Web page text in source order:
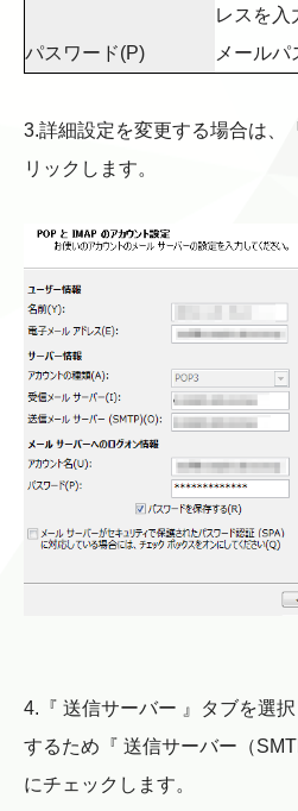
レスを入
パスワード(P)
メールパ
3.詳細設定を変更する場合は、
リックします。
4.『 送信サーバー 』タブを選
するため『 送信サーバー（
にチェックします。